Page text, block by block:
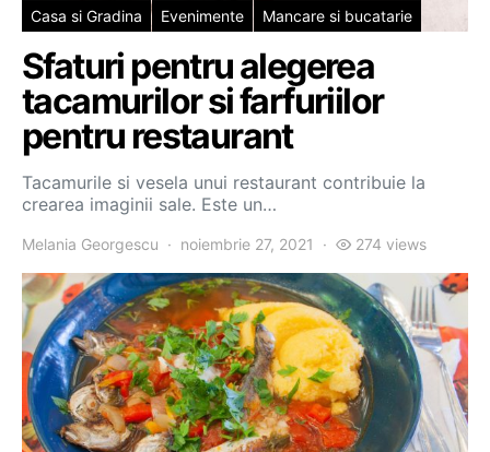
Casa si Gradina Evenimente Mancare si bucatarie
Sfaturi pentru alegerea
tacamurilor si farfuriilor
pentru restaurant
Tacamurile si vesela unui restaurant contribuie la
crearea imaginii sale. Este un…
Melania Georgescu noiembrie 27, 2021 274 views